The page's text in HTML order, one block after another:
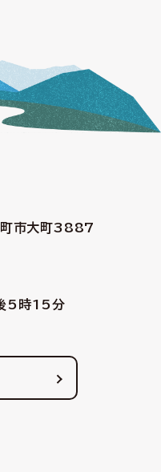
町市大町3887
5時15分